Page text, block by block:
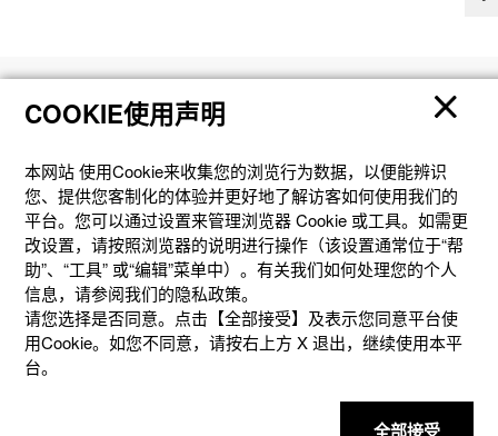
产品
客户支持
资讯
社交媒体
COOKIE使用声明
本网站 使⽤Cookie来收集您的浏览⾏为数据，以便能辨识
您、提供您客制化的体验并更好地了解访客如何使⽤我们的
平台。您可以通过设置来管理浏览器 Cookie 或⼯具。如需更
改设置，请按照浏览器的说明进⾏操作（该设置通常位于“帮
助”、“⼯具” 或“编辑”菜单中）。有关我们如何处理您的个⼈
信息，请参阅我们的隐私政策。
请您选择是否同意。点击【全部接受】及表示您同意平台使
用Cookie。如您不同意，请按右上⽅ X 退出，继续使⽤本平
台。
全部接受